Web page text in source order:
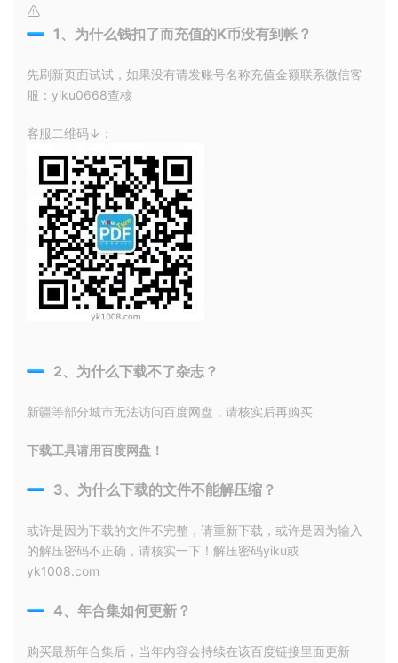
1、为什么钱扣了而充值的K币没有到帐？
先刷新页面试试，如果没有请发账号名称充值金额联系微信客
服：yiku0668查核
客服二维码↓：
2、为什么下载不了杂志？
新疆等部分城市无法访问百度网盘，请核实后再购买
下载工具请用百度网盘！
3、为什么下载的文件不能解压缩？
或许是因为下载的文件不完整，请重新下载，或许是因为输入
的解压密码不正确，请核实一下！解压密码yiku或
yk1008.com
4、年合集如何更新？
购买最新年合集后，当年内容会持续在该百度链接里面更新